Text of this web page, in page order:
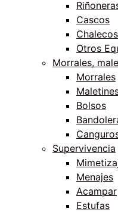
Cascos
Otros
Morrales,
Morrales
Bolsos
Supervivencia
Menajes
Acampar
Estufas